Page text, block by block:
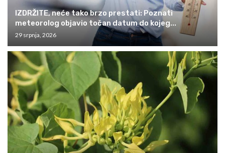
IZDRŽITE, neće tako brzo prestati: Poznati
meteorolog objavio točan datum do kojeg...
29 srpnja, 2026